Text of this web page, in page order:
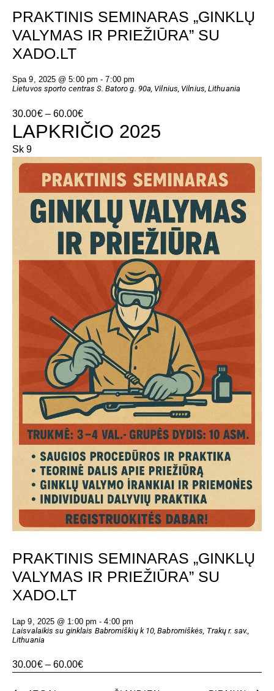
PRAKTINIS SEMINARAS „GINKLŲ
VALYMAS IR PRIEŽIŪRA” SU
XADO.LT
Spa 9, 2025 @ 5:00 pm -7:00 pm
Lietuvos sporto centrasS. Batoro g. 90a, Vilnius, Vilnius, Lithuania
30.00€ – 60.00€
LAPKRIČIO 2025
Sk9
PRAKTINIS SEMINARAS „GINKLŲ
VALYMAS IR PRIEŽIŪRA” SU
XADO.LT
Lap 9, 2025 @ 1:00 pm -4:00 pm
Laisvalaikis su ginklais Babromiškių k 10, Babromiškės, Trakų r. sav.,
Lithuania
30.00€ – 60.00€